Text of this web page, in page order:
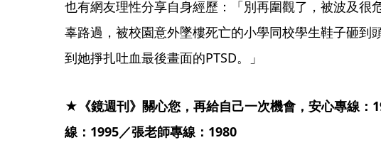
也有網友理性分享自身經歷：「別再圍觀了，被波及很
辜路過，被校園意外墜樓死亡的小學同校學生鞋子砸到
到她掙扎吐血最後畫面的PTSD。」
★《鏡週刊》關心您，再給自己一次機會，安心專線：
線：1995／張老師專線：1980